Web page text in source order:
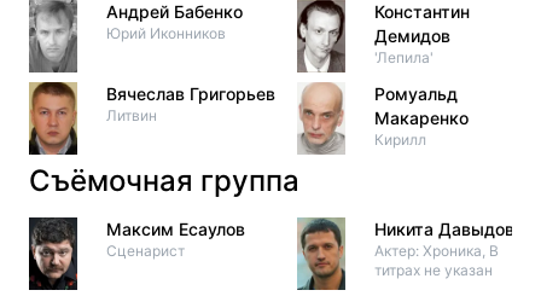
Андрей Бабенко
Юрий Иконников
Вячеслав Григорьев
Литвин
Константин
Демидов
'Лепила'
Ромуальд
Макаренко
Кирилл
Съёмочная группа
Максим Есаулов
Сценарист
Никита Давыдов
Актер: Хроника, В
титрах не указан